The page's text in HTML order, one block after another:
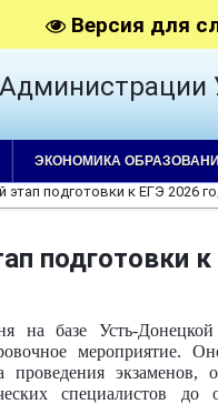
Версия для
ЭКОНОМИКА
подготовки к ЕГЭ 2026
подготовки
на базе Усть-
мероприятие.
проведения экзаменов,
специалистов до